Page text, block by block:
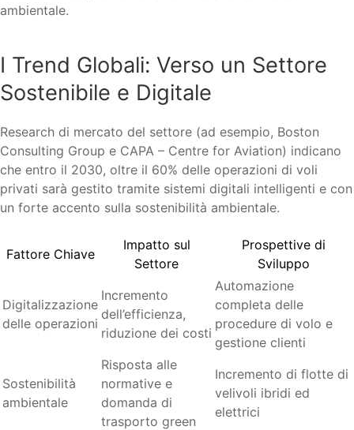
ambientale.
I Trend Globali: Verso un Settore
Sostenibile e Digitale
Research di mercato del settore (ad esempio, Boston
Consulting Group e CAPA – Centre for Aviation) indicano
che entro il 2030, oltre il 60% delle operazioni di voli
privati sarà gestito tramite sistemi digitali intelligenti e con
un forte accento sulla sostenibilità ambientale.
Fattore Chiave
Impatto sul
Settore
Prospettive di
Sviluppo
Digitalizzazione
delle operazioni
Incremento
dell’efficienza,
riduzione dei costi
Automazione
completa delle
procedure di volo e
gestione clienti
Sostenibilità
ambientale
Risposta alle
normative e
domanda di
trasporto green
Incremento di flotte di
velivoli ibridi ed
elettrici